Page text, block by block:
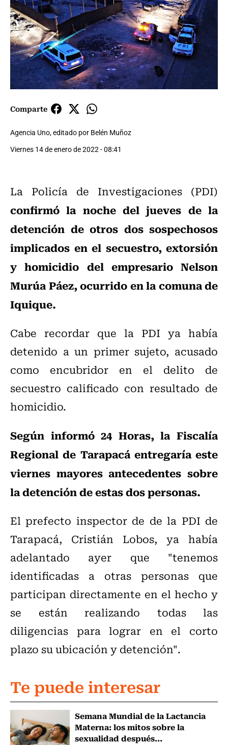
Comparte
Agencia Uno, editado por Belén Muñoz
Viernes 14 de enero de 2022 - 08:41
La Policía de Investigaciones (PDI)
confirmó la noche del jueves de la
detención de otros dos sospechosos
implicados en el secuestro, extorsión
y homicidio del empresario Nelson
Murúa Páez, ocurrido en la comuna de
Iquique.
Cabe recordar que la PDI ya había
detenido a un primer sujeto, acusado
como encubridor en el delito de
secuestro calificado con resultado de
homicidio.
Según informó 24 Horas, la Fiscalía
Regional de Tarapacá entregaría este
viernes mayores antecedentes sobre
la detención de estas dos personas.
El prefecto inspector de de la PDI de
Tarapacá, Cristián Lobos, ya había
adelantado ayer que "tenemos
identificadas a otras personas que
participan directamente en el hecho y
se están realizando todas las
diligencias para lograr en el corto
plazo su ubicación y detención".
Te puede interesar
Semana Mundial de la Lactancia
Materna: los mitos sobre la
sexualidad después...